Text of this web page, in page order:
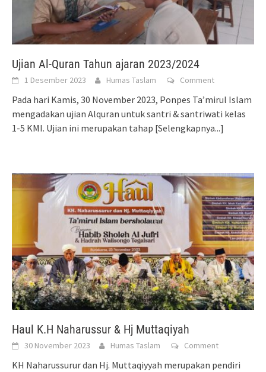
Ujian Al-Quran Tahun ajaran 2023/2024
1 Desember 2023 Humas Taslam Comment
Pada hari Kamis, 30 November 2023, Ponpes Ta’mirul Islam
mengadakan ujian Alquran untuk santri & santriwati kelas
1-5 KMI. Ujian ini merupakan tahap [Selengkapnya...]
Haul K.H Naharussur & Hj Muttaqiyah
30 November 2023 Humas Taslam Comment
KH Naharussurur dan Hj. Muttaqiyyah merupakan pendiri